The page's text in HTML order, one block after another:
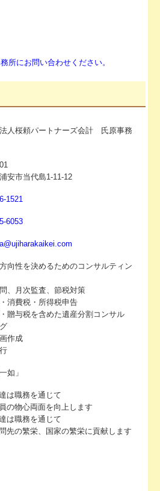
人桜頼パートナーズ会計 氏原事務
安市当代島1-11-12
1521
6053
向性を決めるためのコンサルティン
、月次監査、節税対策
消費税・所得税申告
贈与税を含めた遺産分割コンサル
作成
如」
は職務を通じて
の物心両面を向上します
は職務を通じて
先の繁栄、国家の繁栄に貢献します